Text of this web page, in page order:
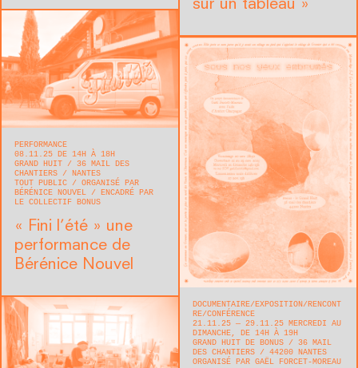
sur un tableau »
PERFORMANCE
08.11.25 DE 14H À 18H
GRAND HUIT
36 MAIL DES
CHANTIERS
NANTES
TOUT PUBLIC
ORGANISÉ PAR
BÉRÉNICE NOUVEL
ENCADRÉ PAR
LE COLLECTIF BONUS
« Fini l’été » une
performance de
Bérénice Nouvel
DOCUMENTAIRE EXPOSITION
RENCONT
RE/CONFÉRENCE
21.11.25 — 29.11.25 MERCREDI AU
DIMANCHE, DE 14H À 19H
GRAND HUIT DE BONUS
36 MAIL
DES CHANTIERS
44200 NANTES
ORGANISÉ PAR GAËL FORCET-MOREAU